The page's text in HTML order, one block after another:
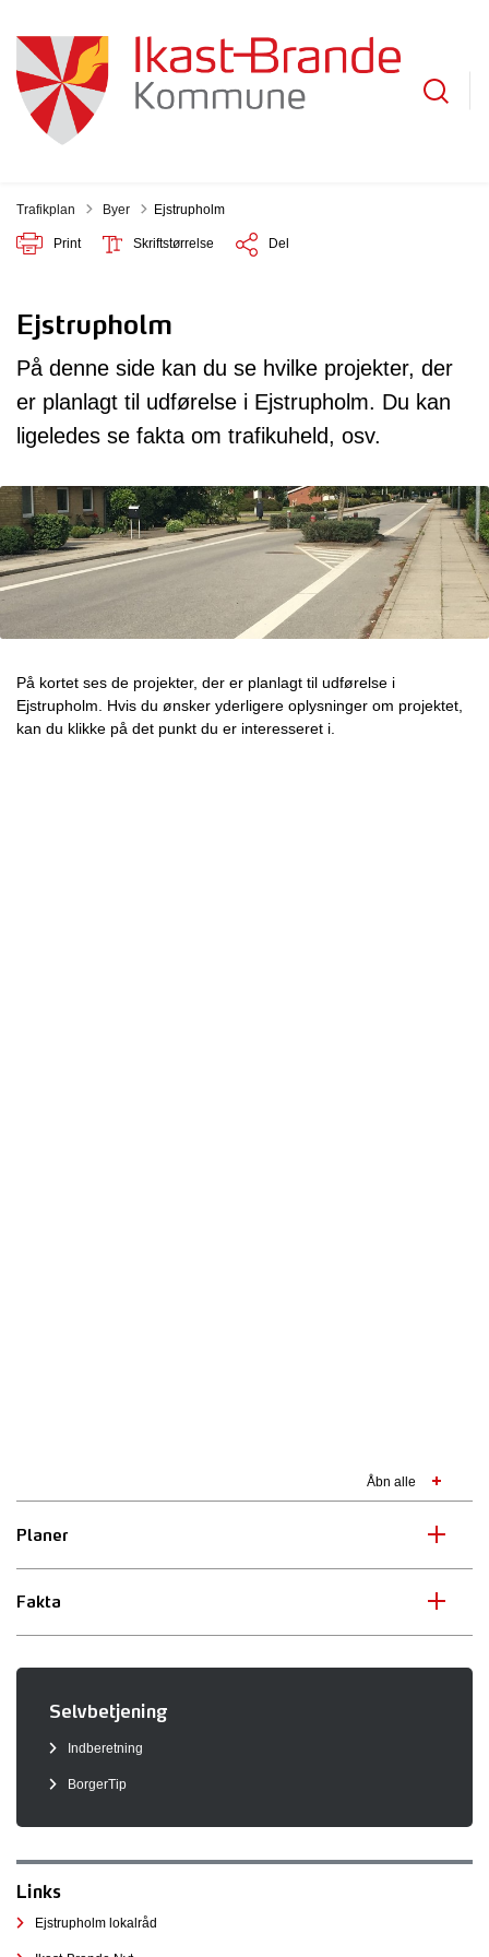
Trafikplan Tilbage til
Byer Ejstrupholm
Print Skriftstørrelse Del
Ejstrupholm
På denne side kan du se hvilke projekter, der
er planlagt til udførelse i Ejstrupholm. Du kan
ligeledes se fakta om trafikuheld, osv.
På kortet ses de projekter, der er planlagt til udførelse i
Ejstrupholm. Hvis du ønsker yderligere oplysninger om projektet,
kan du klikke på det punkt du er interesseret i.
Åbn alle
Planer
Fakta
Selvbetjening
Indberetning
BorgerTip
Links
Ejstrupholm lokalråd